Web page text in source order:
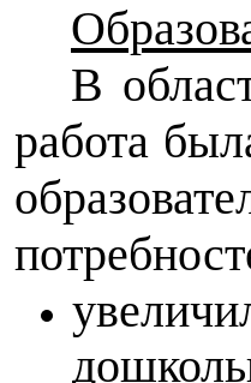
В
работа